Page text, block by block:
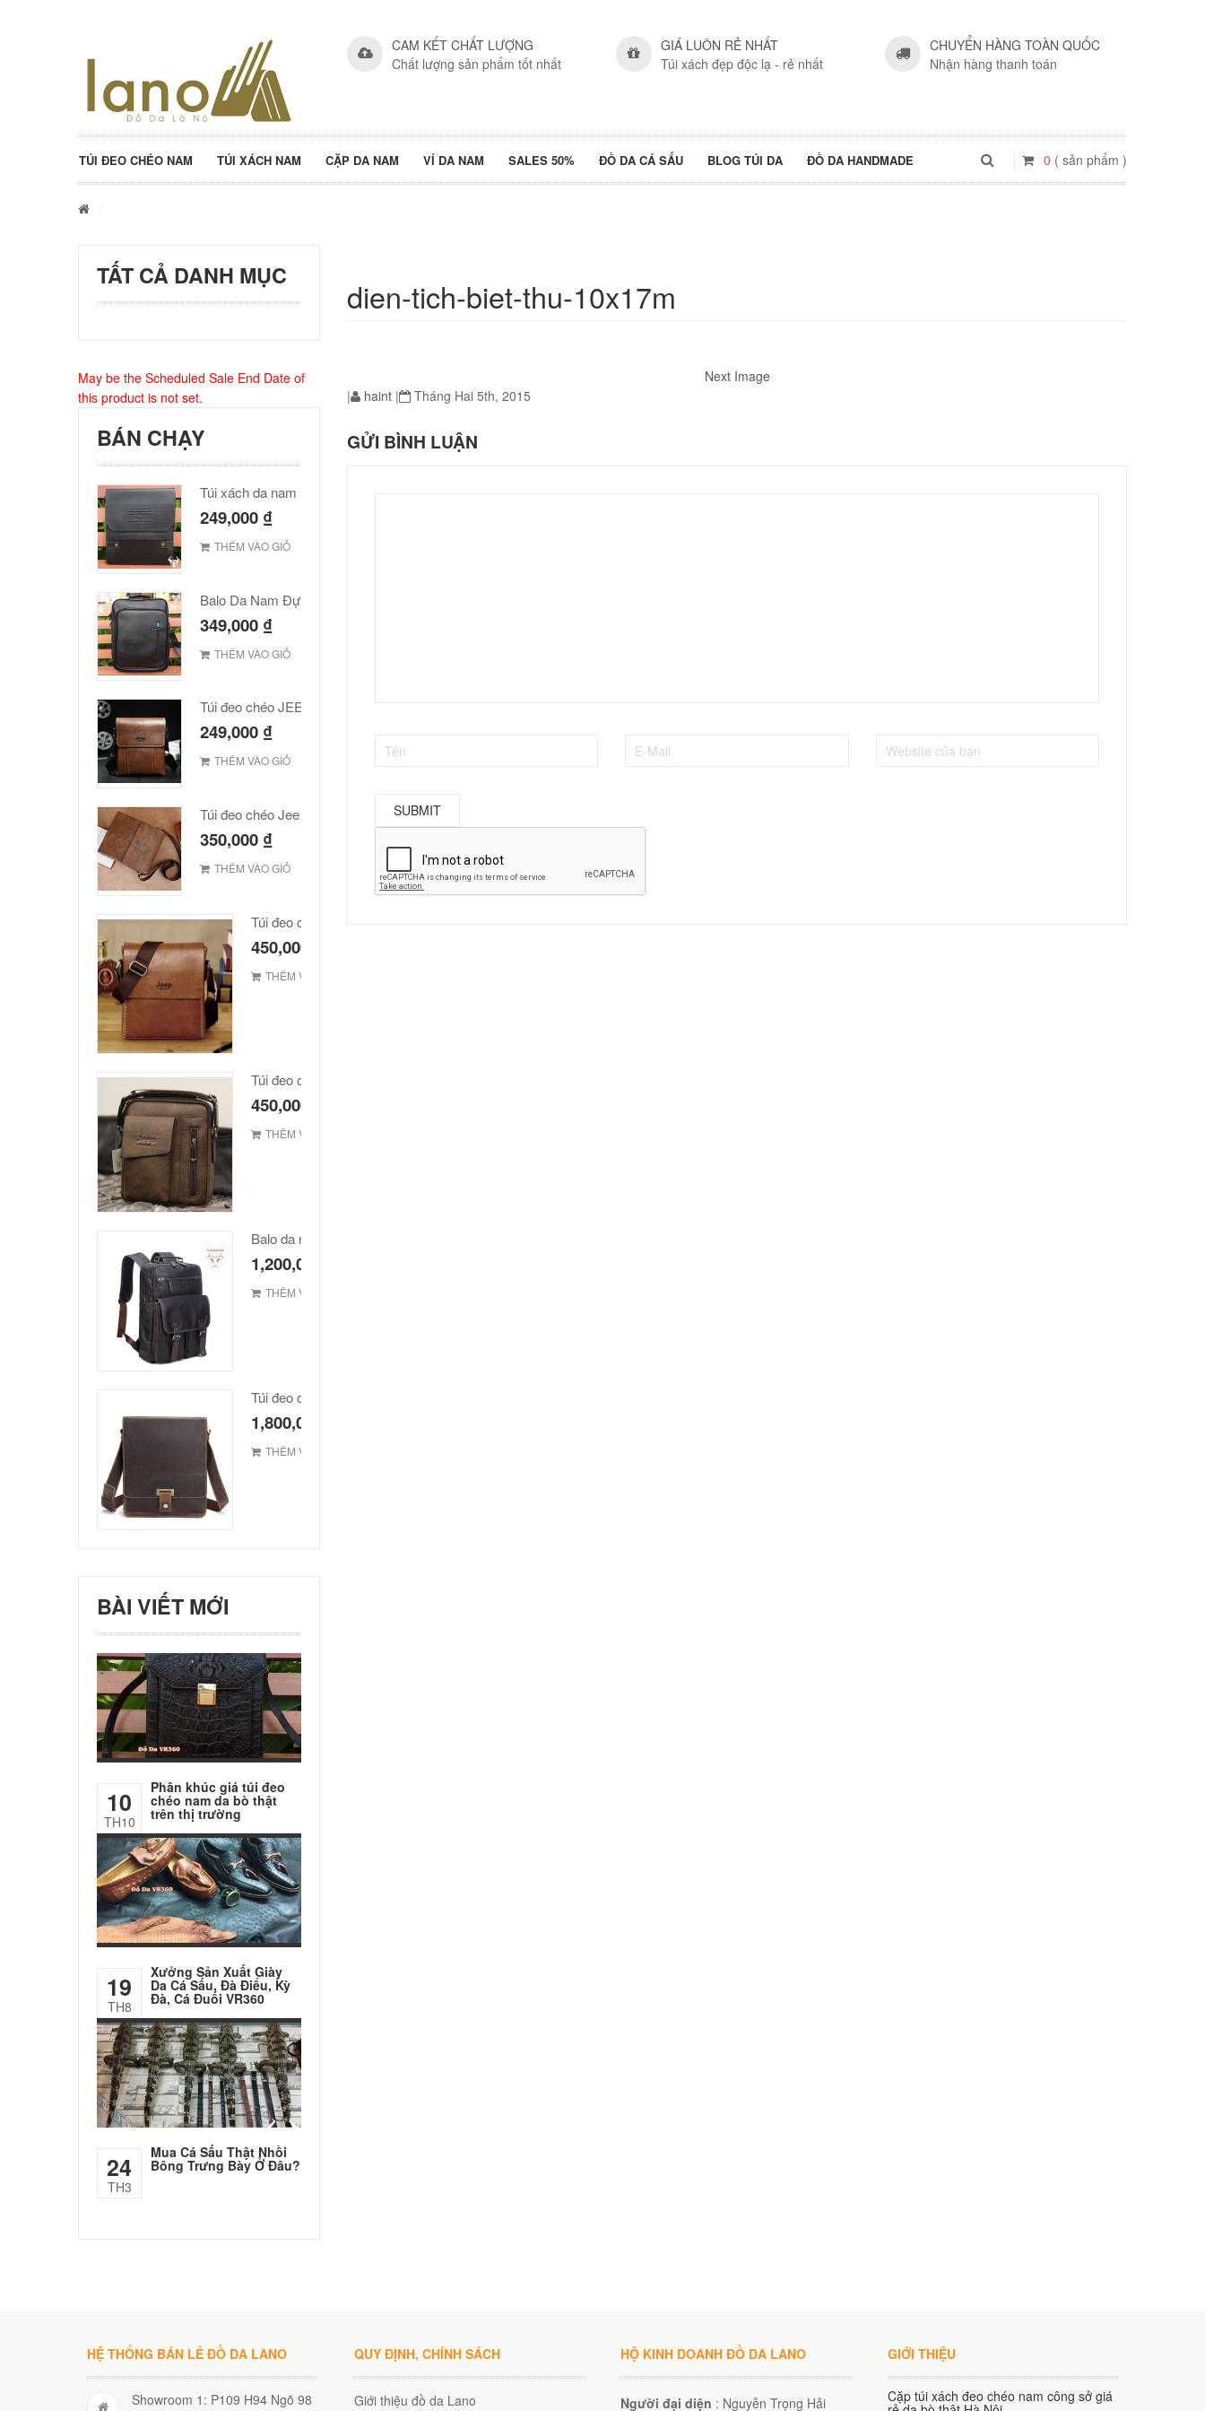
CAM KẾT CHẤT LƯỢNG
Chất lượng sản phẩm tốt nhất
GIÁ LUÔN RẺ NHẤT
Túi xách đẹp độc lạ - rẻ nhất
CHUYỂN HÀNG TOÀN QUỐC
Nhận hàng thanh toán
TÚI ĐEO CHÉO NAM TÚI XÁCH NAM CẶP DA NAM VÍ DA NAM SALES 50% ĐỒ DA CÁ SẤU BLOG TÚI DA ĐỒ DA HANDMADE 0 ( sản phẩm )
TẤT CẢ DANH MỤC
May be the Scheduled Sale End Date of
this product is not set.
BÁN CHẠY
249,000 ₫
THÊM VÀO GIỎ
Balo Da Nam Đựng Laptop Đẹp Giá Rẻ
349,000 ₫
THÊM VÀO GIỎ
249,000 ₫
THÊM VÀO GIỎ
Túi đeo chéo Jeep giá rẻ JR03
350,000 ₫
THÊM VÀO GIỎ
Túi đeo chéo JEEP giá rẻ 002
450,000
THÊM VÀO GIỎ
Túi đeo chéo Jeep giá rẻ 04
450,000
THÊM VÀO GIỎ
Balo da nam hàn quốc cao cấp
1,200,000
THÊM VÀO GIỎ
1,800,000
THÊM VÀO GIỎ
BÀI VIẾT MỚI
10
TH10
Phân khúc giá túi đeo
chéo nam da bò thật
trên thị trường
19
TH8
Xưởng Sản Xuất Giày
Da Cá Sấu, Đà Điểu, Kỳ
Đà, Cá Đuối VR360
24
TH3
Mua Cá Sấu Thật Nhồi
Bông Trưng Bày Ở Đâu?
dien-tich-biet-thu-10x17m
Next Image
|
haint | Tháng Hai 5th, 2015
GỬI BÌNH LUẬN
HỆ THỐNG BÁN LẺ ĐỒ DA LANO
Showroom 1: P109 H94 Ngõ 98
QUY ĐỊNH, CHÍNH SÁCH
Giới thiệu đồ da Lano
HỘ KINH DOANH ĐỒ DA LANO
Người đại diện : Nguyễn Trọng Hải
GIỚI THIỆU
Cặp túi xách đeo chéo nam công sở giá